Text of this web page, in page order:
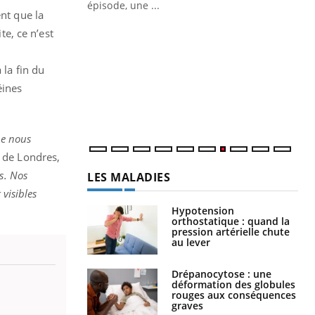
que la
ce n’est
la fin du
nous
Londres,
Nos
épisode, une ...
LES MALADIES
Hypotension
orthostatique : quand la
pression artérielle chute
au lever
Drépanocytose : une
déformation des globules
rouges aux conséquences
graves